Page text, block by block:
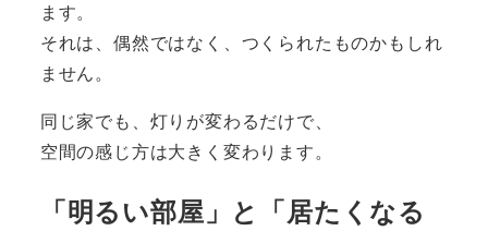
ます。
それは、偶然ではなく、つくられたものかもしれ
ません。
同じ家でも、灯りが変わるだけで、
空間の感じ方は大きく変わります。
「明るい部屋」と「居たくなる